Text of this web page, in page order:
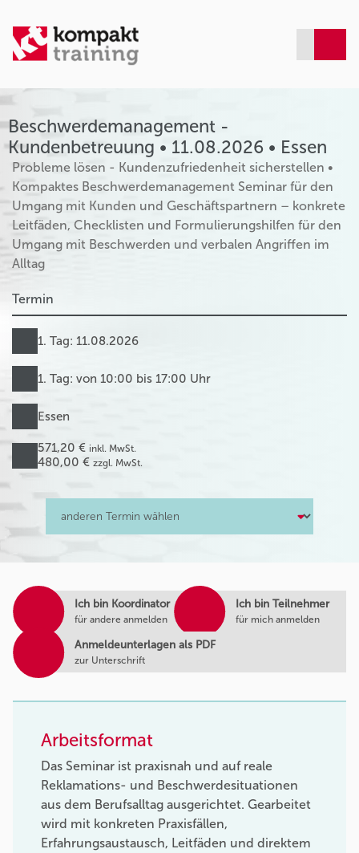
Beschwerdemanagement -
Kundenbetreuung • 11.08.2026 • Essen
Probleme lösen - Kundenzufriedenheit sicherstellen •
Kompaktes Beschwerdemanagement Seminar für den
Umgang mit Kunden und Geschäftspartnern – konkrete
Leitfäden, Checklisten und Formulierungshilfen für den
Umgang mit Beschwerden und verbalen Angriffen im
Alltag
Termin
1. Tag: 11.08.2026
1. Tag: von 10:00 bis 17:00 Uhr
Essen
571,20 € inkl. MwSt.
480,00 € zzgl. MwSt.
Arbeitsformat
Das Seminar ist praxisnah und auf reale
Reklamations- und Beschwerdesituationen
aus dem Berufsalltag ausgerichtet. Gearbeitet
wird mit konkreten Praxisfällen,
Erfahrungsaustausch, Leitfäden und direktem
Ich bin Koordinator
für andere anmelden
Ich bin Teilnehmer
für mich anmelden
Anmeldeunterlagen als PDF
zur Unterschrift